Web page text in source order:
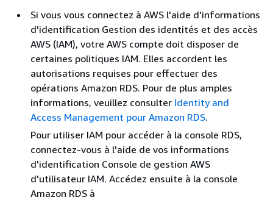
Si vous vous connectez à AWS l'aide d'informations
d'identification Gestion des identités et des accès
AWS (IAM), votre AWS compte doit disposer de
certaines politiques IAM. Elles accordent les
autorisations requises pour effectuer des
opérations Amazon RDS. Pour de plus amples
informations, veuillez consulter Identity and
Access Management pour Amazon RDS.
Pour utiliser IAM pour accéder à la console RDS,
connectez-vous à l'aide de vos informations
d'identification Console de gestion AWS
d'utilisateur IAM. Accédez ensuite à la console
Amazon RDS à